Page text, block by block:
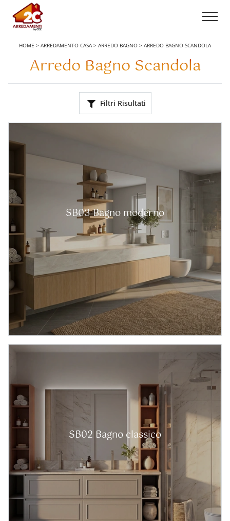
HOME > ARREDAMENTO CASA> ARREDO BAGNO > ARREDO BAGNO SCANDOLA
Arredo Bagno Scandola
Filtri Risultati
SB03 Bagno moderno
SB02 Bagno classico